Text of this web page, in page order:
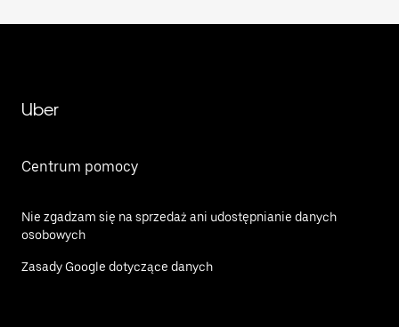
Uber
Centrum pomocy
Nie zgadzam się na sprzedaż ani udostępnianie danych
osobowych
Zasady Google dotyczące danych